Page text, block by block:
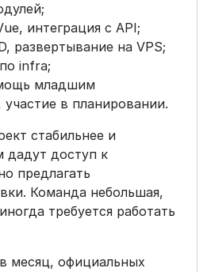
интеграция с API;
развертывание на VPS;
infra;
младшим
участие в планировании.
стабильнее и
дадут доступ к
предлагать
Команда небольшая,
требуется работать
месяц, официальных